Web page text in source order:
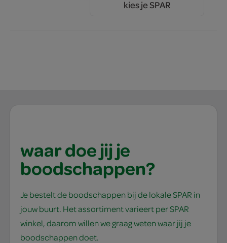
kies je SPAR
waar doe jij je
boodschappen?
Je bestelt de boodschappen bij de lokale SPAR in
jouw buurt. Het assortiment varieert per SPAR
winkel, daarom willen we graag weten waar jij je
boodschappen doet.